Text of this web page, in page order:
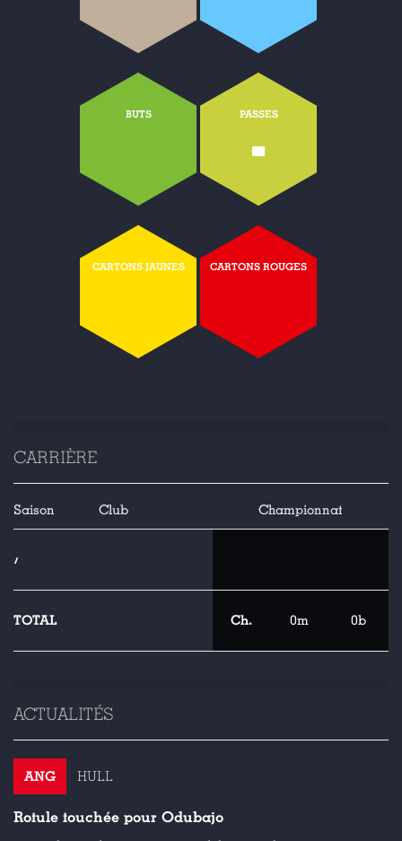
BUTS PASSES
-
CARTONS JAUNES CARTONS ROUGES
CARRIÈRE
Saison Club Championnat
/
TOTAL Ch. 0m 0b
ACTUALITÉS
ANG HULL
Rotule touchée pour Odubajo